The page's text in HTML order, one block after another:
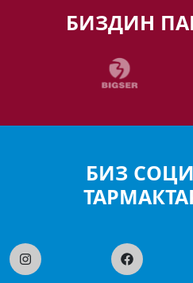
БИЗДИН
БИЗ